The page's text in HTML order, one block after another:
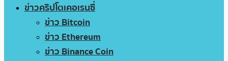
ข่าวคริปโตเคอเรนซี่
ข่าว Bitcoin
ข่าว Ethereum
ข่าว Binance Coin